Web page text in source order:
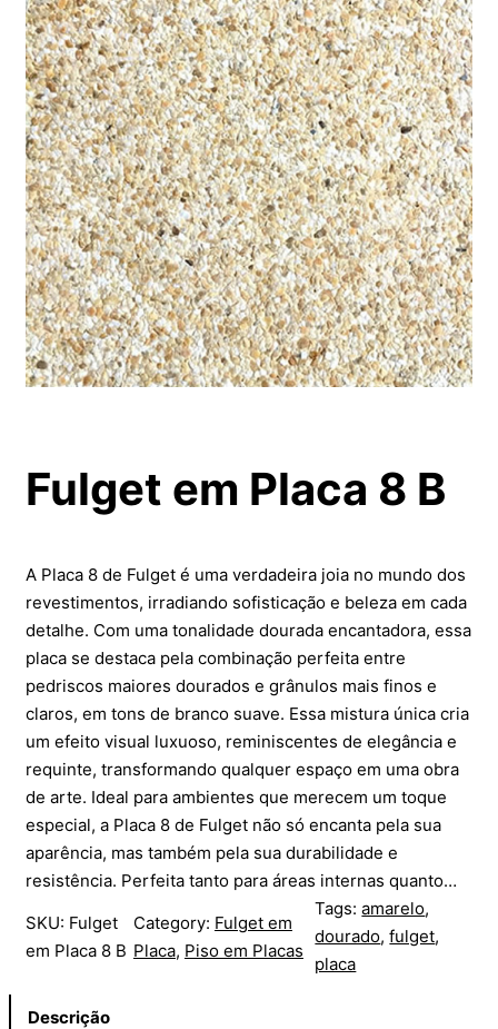
Fulget em Placa 8 B
A Placa 8 de Fulget é uma verdadeira joia no mundo dos
revestimentos, irradiando sofisticação e beleza em cada
detalhe. Com uma tonalidade dourada encantadora, essa
placa se destaca pela combinação perfeita entre
pedriscos maiores dourados e grânulos mais finos e
claros, em tons de branco suave. Essa mistura única cria
um efeito visual luxuoso, reminiscentes de elegância e
requinte, transformando qualquer espaço em uma obra
de arte. Ideal para ambientes que merecem um toque
especial, a Placa 8 de Fulget não só encanta pela sua
aparência, mas também pela sua durabilidade e
resistência. Perfeita tanto para áreas internas quanto…
SKU: Fulget
em Placa 8 B
Category: Fulget em
Placa, Piso em Placas
Tags:amarelo
dourado, fulget
placa
Descrição